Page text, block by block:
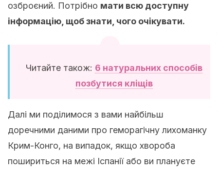
озброєний. Потрібно мати всю доступну
інформацію, щоб знати, чого очікувати.
Читайте також: 6 натуральних способів
позбутися кліщів
Далі ми поділимося з вами найбільш
доречними даними про геморагічну лихоманку
Крим-Конго, на випадок, якщо хвороба
пошириться на межі Іспанії або ви плануєте